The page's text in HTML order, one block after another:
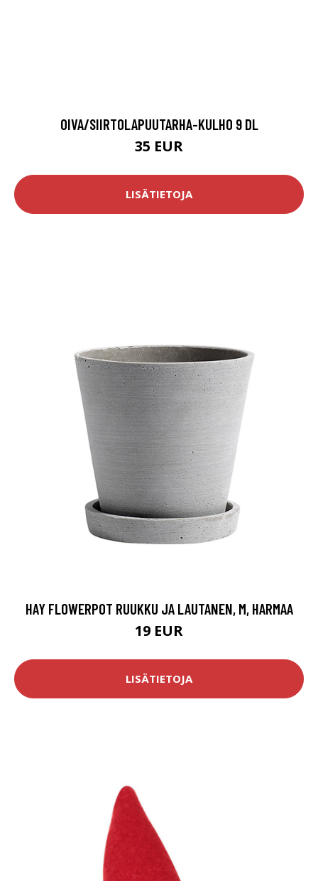
OIVA/SIIRTOLAPUUTARHA-KULHO 9 DL
35 EUR
LISÄTIETOJA
HAY FLOWERPOT RUUKKU JA LAUTANEN, M, HARMAA
19 EUR
LISÄTIETOJA